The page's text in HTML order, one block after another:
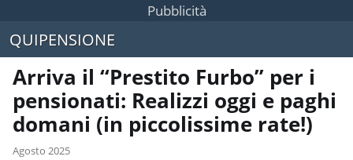
Pubblicità
QUIPENSIONE
Arriva il “Prestito Furbo” per i
pensionati: Realizzi oggi e paghi
domani (in piccolissime rate!)
Agosto 2025